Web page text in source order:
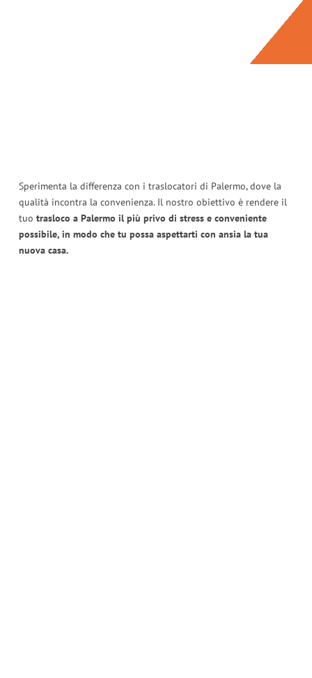
Sperimenta la differenza con i traslocatori di Palermo, dove la
qualità incontra la convenienza. Il nostro obiettivo è rendere il
tuo trasloco a Palermo il più privo di stress e conveniente
possibile, in modo che tu possa aspettarti con ansia la tua
nuova casa.